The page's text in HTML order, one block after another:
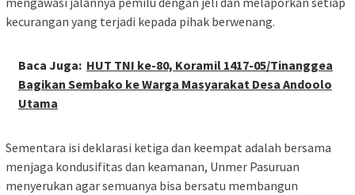
kecurangan yang terjadi kepada pihak berwenang.
Baca Juga: HUT TNI ke-80, Koramil 1417-05/Tinanggea
Bagikan Sembako ke Warga Masyarakat Desa Andoolo
Utama
Sementara isi deklarasi ketiga dan keempat adalah bersama
menjaga kondusifitas dan keamanan, Unmer Pasuruan
menyerukan agar semuanya bisa bersatu membangun